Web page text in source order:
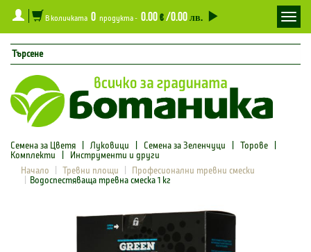
В количката 0 продукта - 0.00€/0.00лв.
Семена за Цветя |Луковици Семена за Зеленчуци Торове
Комплекти
Инструменти и други
Начало
Тревни площи
Професионални тревни смески
Водоспестяваща тревна смеска 1 кг